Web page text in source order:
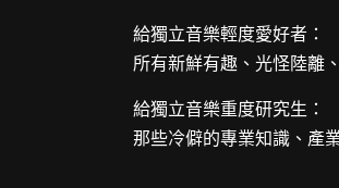
給獨立音樂輕度愛好者：
所有新鮮有趣、光怪陸離
給獨立音樂重度研究生：
那些冷僻的專業知識、產